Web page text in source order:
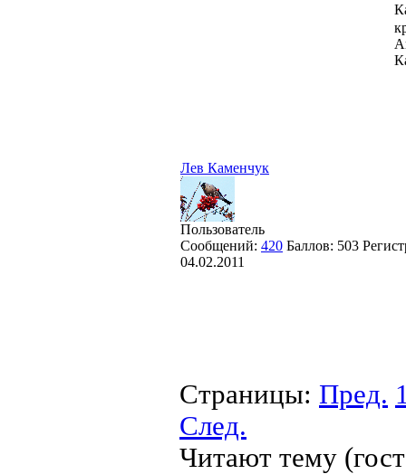
Лев Каменчук
Пользователь
Сообщений: 420 Баллов: 503
04.02.2011
Страницы: Пред.
След.
Читают тему